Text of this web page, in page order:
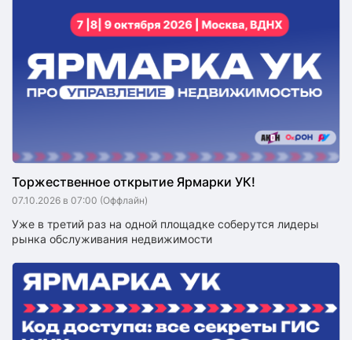
Торжественное открытие Ярмарки УК!
07.10.2026 в 07:00 (Оффлайн)
Уже в третий раз на одной площадке соберутся лидеры
рынка обслуживания недвижимости